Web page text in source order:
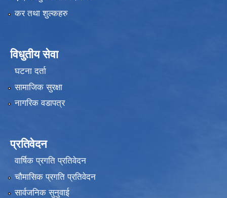
कर तथा शुल्कहरु
विधुतीय सेवा
घटना दर्ता
सामाजिक सुरक्षा
नागरिक वडापत्र
प्रतिवेदन
वार्षिक प्रगति प्रतिवेदन
चौमासिक प्रगति प्रतिवेदन
सार्वजनिक सुनुवाई